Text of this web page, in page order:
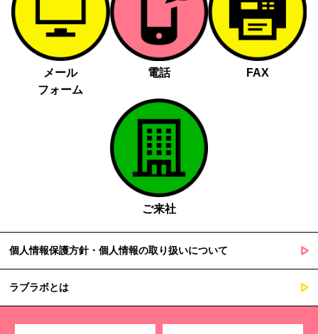
メール
フォーム
電話 FAX
ご来社
個人情報保護方針・個人情報の取り扱いについて
ラブラボとは